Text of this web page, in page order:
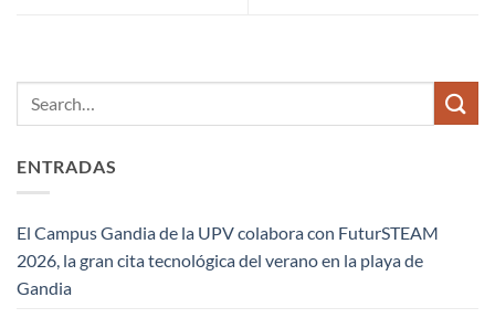
ENTRADAS
El Campus Gandia de la UPV colabora con FuturSTEAM
2026, la gran cita tecnológica del verano en la playa de
Gandia